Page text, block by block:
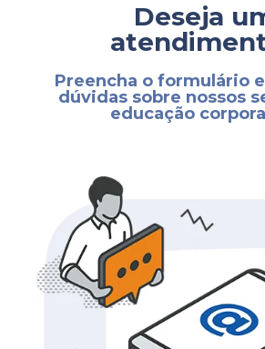
Deseja
Preencha o formulário
dúvidas sobre nossos
educação